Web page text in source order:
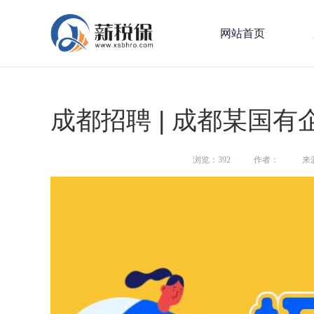
网站首页
成都招聘 | 成都某国有
浏览： 392 作者： 来